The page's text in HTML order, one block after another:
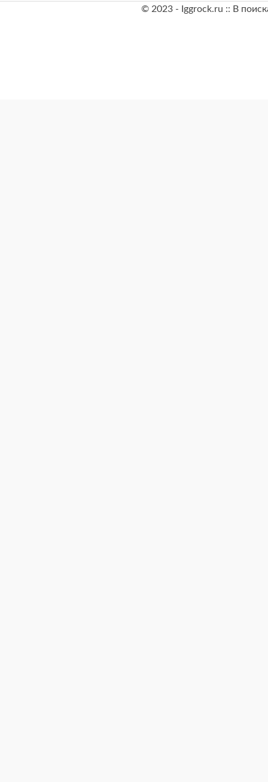
© 2023 - Iggrock.ru :: В